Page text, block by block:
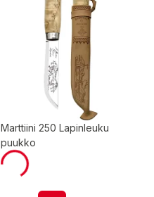
Marttiini 250 Lapinleuku
puukko